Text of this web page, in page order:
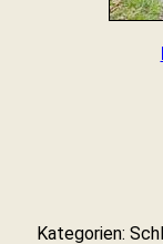
Kategorien: